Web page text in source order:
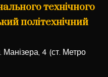
технічного
політехнічний
4 (ст. Метро